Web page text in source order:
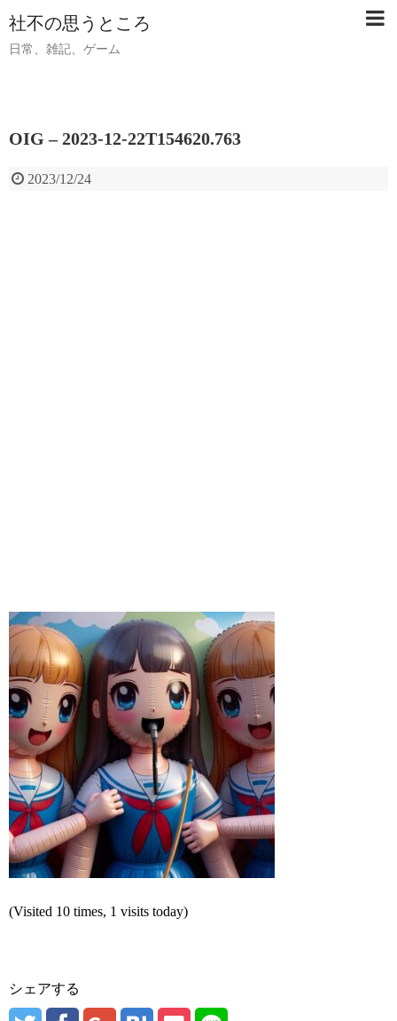
社不の思うところ
日常、雑記、ゲーム
OIG – 2023-12-22T154620.763
2023/12/24
(Visited 10 times, 1 visits today)
シェアする